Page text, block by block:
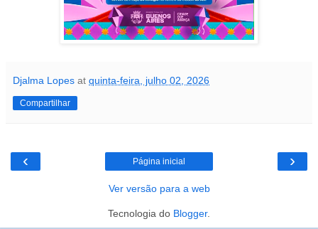
Djalma Lopes at quinta-feira, julho 02, 2026
Compartilhar
‹ ›
Página inicial
Ver versão para a web
Tecnologia do Blogger.